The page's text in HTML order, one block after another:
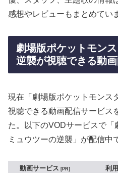
感想やレビューもまとめてい
劇場版ポケットモン
逆襲が視聴できる動
現在「劇場版ポケットモンス
視聴できる動画配信サービス
た。以下のVODサービスで「
ミュウツーの逆襲」が配信中
動画サービス PR 利